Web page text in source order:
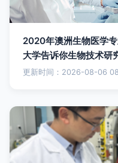
2020年澳洲生物医学
大学告诉你生物技术研
更新时间：2026-08-06